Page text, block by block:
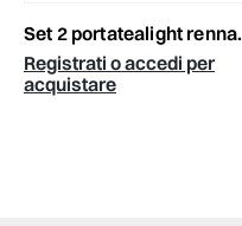
set 2 portatealight renna legno 14,5x4,5x11,5 naturale/bianco
Registrati o accedi per
acquistare